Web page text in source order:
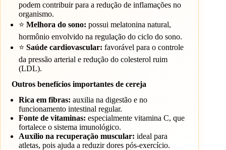
podem contribuir para a redução de inflamações no
organismo.
⭐Melhora do sono: possui melatonina natural,
hormônio envolvido na regulação do ciclo do sono.
⭐Saúde cardiovascular: favorável para o controle
da pressão arterial e redução do colesterol ruim
(LDL).
Outros benefícios importantes de cereja
Rica em fibras: auxilia na digestão e no
funcionamento intestinal regular.
Fonte de vitaminas: especialmente vitamina C, que
fortalece o sistema imunológico.
Auxílio na recuperação muscular: ideal para
atletas, pois ajuda a reduzir dores pós-exercício.